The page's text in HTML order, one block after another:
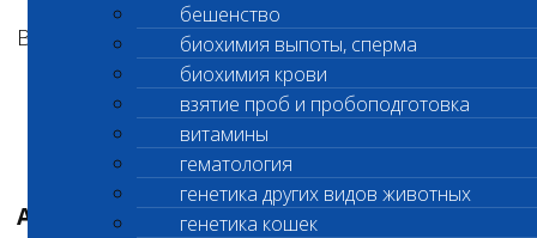
бешенство
биохимия выпоты, сперма
биохимия крови
взятие проб и пробоподготовка
витамины
гематология
генетика других видов животных
генетика кошек
Все исследования на гормоны выполняются в
стандартном режиме
С уважением,
Администрация лаборатории «Шанс Био»